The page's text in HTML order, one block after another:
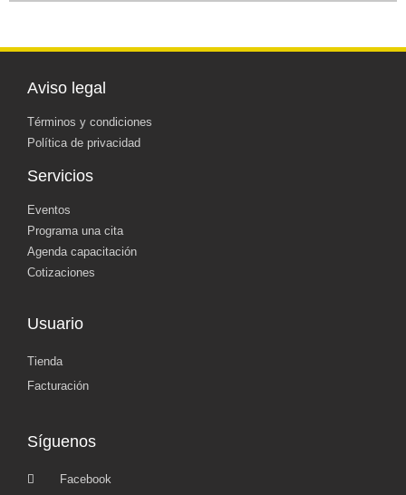
Aviso legal
Términos y condiciones
Política de privacidad
Servicios
Eventos
Programa una cita
Agenda capacitación
Cotizaciones
Usuario
Tienda
Facturación
Síguenos
Facebook